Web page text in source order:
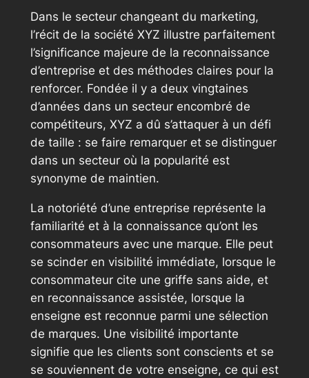
Dans le secteur changeant du marketing,
l’récit de la société XYZ illustre parfaitement
l’significance majeure de la reconnaissance
d’entreprise et des méthodes claires pour la
renforcer. Fondée il y a deux vingtaines
d’années dans un secteur encombré de
compétiteurs, XYZ a dû s’attaquer à un défi
de taille : se faire remarquer et se distinguer
dans un secteur où la popularité est
synonyme de maintien.
La notoriété d’une entreprise représente la
familiarité et à la connaissance qu’ont les
consommateurs avec une marque. Elle peut
se scinder en visibilité immédiate, lorsque le
consommateur cite une griffe sans aide, et
en reconnaissance assistée, lorsque la
enseigne est reconnue parmi une sélection
de marques. Une visibilité importante
signifie que les clients sont conscients et se
se souviennent de votre enseigne, ce qui est